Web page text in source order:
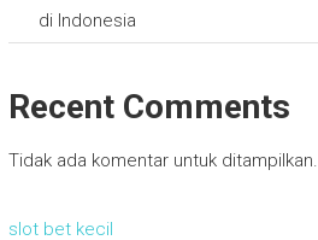
di Indonesia
Recent Comments
Tidak ada komentar untuk ditampilkan.
slot bet kecil